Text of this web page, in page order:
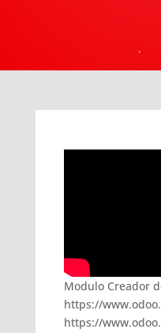
Modulo Creador
https://
https://